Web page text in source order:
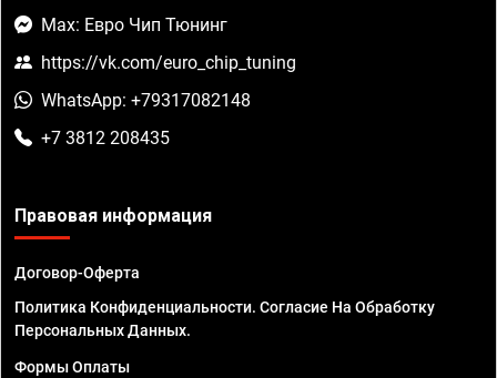
Max: Евро Чип Тюнинг
https://vk.com/euro_chip_tuning
WhatsApp: +79317082148
+7 3812 208435
Правовая информация
Договор-Оферта
Политика Конфиденциальности. Согласие На Обработку
Персональных Данных.
Формы Оплаты